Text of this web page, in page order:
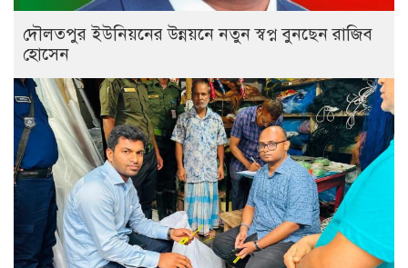
দৌলতপুর ইউনিয়নের উন্নয়নে নতুন স্বপ্ন বুনছেন রাজিব
হোসেন